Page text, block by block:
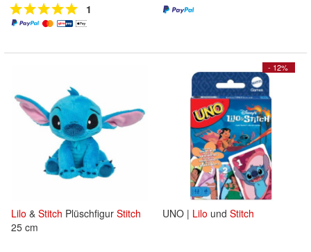
1
Lilo & Stitch Plüschfigur Stitch
25 cm
- 12%
UNO | Lilo und Stitch